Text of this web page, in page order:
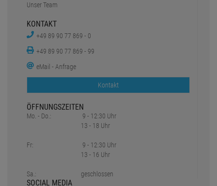
Unser Team
KONTAKT
+49 89 90 77 869 - 0
+49 89 90 77 869 - 99
eMail - Anfrage
Kontakt
ÖFFNUNGSZEITEN
Mo. - Do.:
Fr:
Sa.:
9 - 12:30 Uhr
13 - 18 Uhr
9 - 12:30 Uhr
13 - 16 Uhr
geschlossen
SOCIAL MEDIA